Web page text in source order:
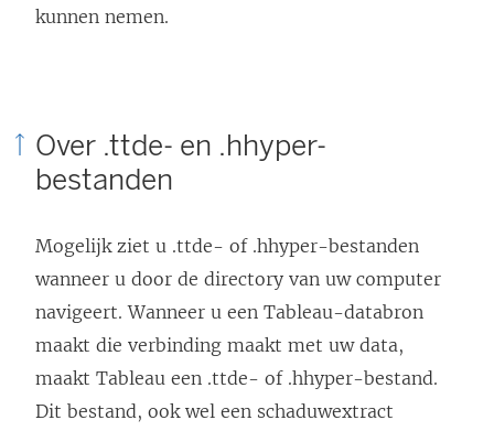
kunnen nemen.
Over .ttde- en .hhyper-
bestanden
Mogelijk ziet u .ttde- of .hhyper-bestanden
wanneer u door de directory van uw computer
navigeert. Wanneer u een Tableau-databron
maakt die verbinding maakt met uw data,
maakt Tableau een .ttde- of .hhyper-bestand.
Dit bestand, ook wel een schaduwextract